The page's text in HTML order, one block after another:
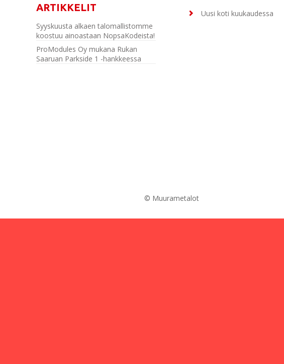
ARTIKKELIT
Syyskuusta alkaen talomallistomme
koostuu ainoastaan NopsaKodeista!
ProModules Oy mukana Rukan
Saaruan Parkside 1 -hankkeessa
Uusi koti kuukaudessa
© Muurametalot